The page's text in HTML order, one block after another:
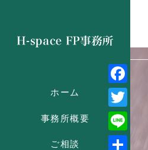
ホーム
事務所概要
ご相談
Facebook
Twitter
Line